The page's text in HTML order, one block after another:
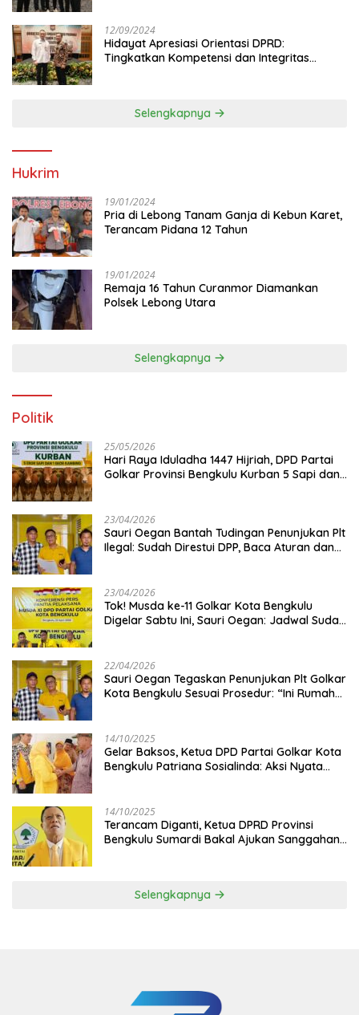
12/09/2024
Hidayat Apresiasi Orientasi DPRD:
Tingkatkan Kompetensi dan Integritas
Selengkapnya
Hukrim
19/01/2024
Pria di Lebong Tanam Ganja di Kebun Karet,
Terancam Pidana 12 Tahun
19/01/2024
Remaja 16 Tahun Curanmor Diamankan
Polsek Lebong Utara
Selengkapnya
Politik
25/05/2026
Hari Raya Iduladha 1447 Hijriah, DPD Partai
Golkar Provinsi Bengkulu Kurban 5 Sapi dan 1
23/04/2026
Sauri Oegan Bantah Tudingan Penunjukan Plt
Ilegal: Sudah Direstui DPP, Baca Aturan dan
23/04/2026
‎Tok! Musda ke-11 Golkar Kota Bengkulu
Digelar Sabtu Ini, Sauri Oegan: Jadwal Sudah
22/04/2026
Sauri Oegan Tegaskan Penunjukan Plt Golkar
Kota Bengkulu Sesuai Prosedur: “Ini Rumah
14/10/2025
‎Gelar Baksos, Ketua DPD Partai Golkar Kota
Bengkulu Patriana Sosialinda: Aksi Nyata
14/10/2025
Terancam Diganti, Ketua DPRD Provinsi
Bengkulu Sumardi Bakal Ajukan Sanggahan
Selengkapnya